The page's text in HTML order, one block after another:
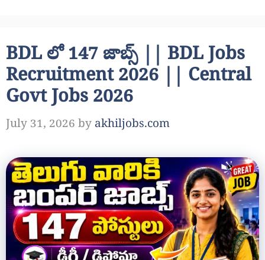
BDL లో 147 జాబ్స్ || BDL Jobs
Recruitment 2026 || Central
Govt Jobs 2026
July 31, 2026 by akhiljobs.com